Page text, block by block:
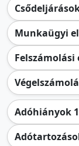
Munkaügyi
Adóhiányok